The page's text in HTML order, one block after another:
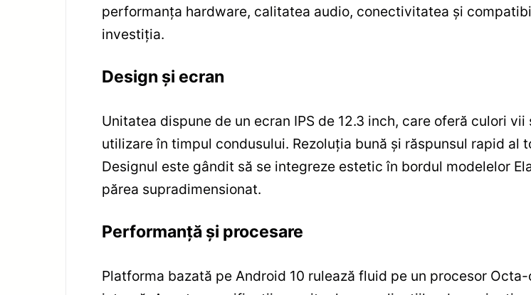
performanța hardware, calitatea audio, conectivitatea și
investiția.
Design și ecran
Unitatea dispune de un ecran IPS de 12.3 inch, care oferă culori
utilizare în timpul condusului. Rezoluția bună și răspunsul rapid
Designul este gândit să se integreze estetic în bordul modelelor
părea supradimensionat.
Performanță și procesare
Platforma bazată pe Android 10 rulează fluid pe un procesor